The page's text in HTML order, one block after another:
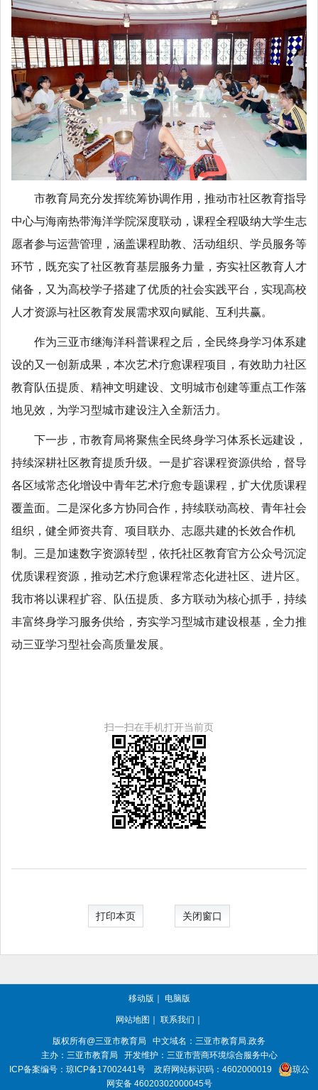
市教育局充分发挥统筹协调作用，推动市社区教育指导
中心与海南热带海洋学院深度联动，课程全程吸纳大学生志
愿者参与运营管理，涵盖课程助教、活动组织、学员服务等
环节，既充实了社区教育基层服务力量，夯实社区教育人才
储备，又为高校学子搭建了优质的社会实践平台，实现高校
人才资源与社区教育发展需求双向赋能、互利共赢。
作为三亚市继海洋科普课程之后，全民终身学习体系建
设的又一创新成果，本次艺术疗愈课程项目，有效助力社区
教育队伍提质、精神文明建设、文明城市创建等重点工作落
地见效，为学习型城市建设注入全新活力。
下一步，市教育局将聚焦全民终身学习体系长远建设，
持续深耕社区教育提质升级。一是扩容课程资源供给，督导
各区域常态化增设中青年艺术疗愈专题课程，扩大优质课程
覆盖面。二是深化多方协同合作，持续联动高校、青年社会
组织，健全师资共育、项目联办、志愿共建的长效合作机
制。三是加速数字资源转型，依托社区教育官方公众号沉淀
优质课程资源，推动艺术疗愈课程常态化进社区、进片区。
我市将以课程扩容、队伍提质、多方联动为核心抓手，持续
丰富终身学习服务供给，夯实学习型城市建设根基，全力推
动三亚学习型社会高质量发展。
扫一扫在手机打开当前页
打印本页 关闭窗口
移动版 ｜ 电脑版
网站地图 ｜ 联系我们 ｜
版权所有@三亚市教育局
中文域名：三亚市教育局.政务
主办：三亚市教育局
开发维护：三亚市营商环境综合服务中心
ICP备案编号： 琼ICP备17002441号 政府网站标识码： 4602000019
琼公
网安备 46020302000045号